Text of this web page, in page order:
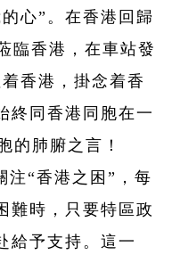
心”。在香港回歸
臨香港，在車站發
香港，掛念着香
終同香港同胞在一
的肺腑之言！
注“香港之困”，每
難時，只要特區政
給予支持。這一